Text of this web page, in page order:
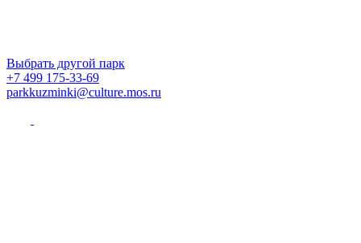
Выбрать другой парк
+7 499 175-33-69
parkkuzminki@culture.mos.ru